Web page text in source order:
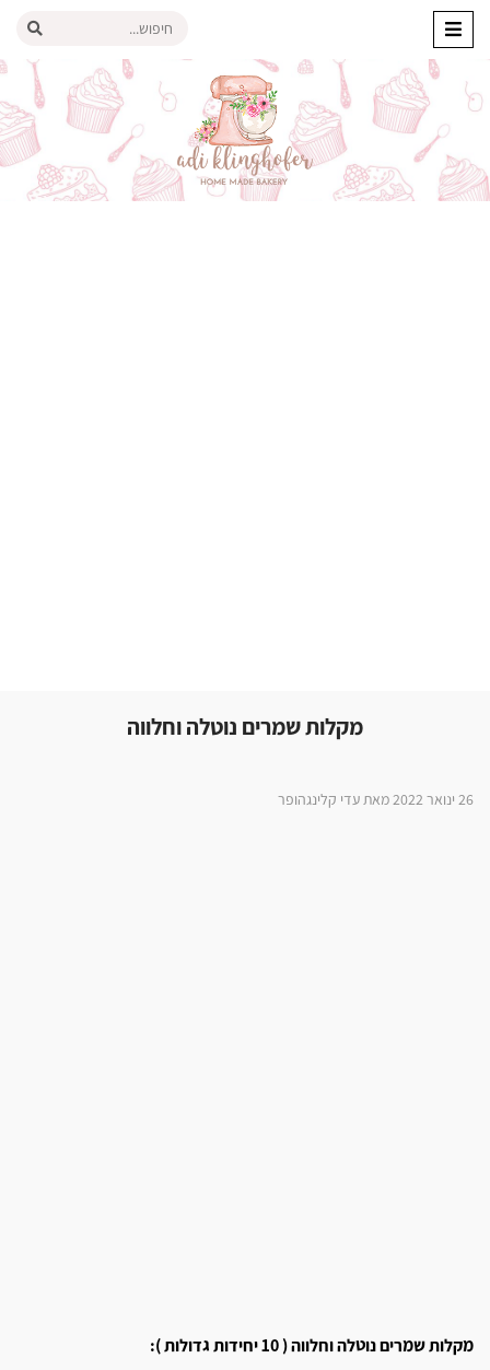
מקלות שמרים נוטלה וחלווה
26 ינואר 2022 מאת עדי קלינגהופר
מקלות שמרים נוטלה וחלווה ( 10 יחידות גדולות ):